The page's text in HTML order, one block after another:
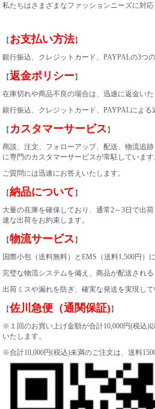
私たちはさまざまなファッションニーズに対応
【お支払い方法】
銀行振込、クレジットカード、PAYPALの3つ
【返金ポリシー】
在庫切れや商品不良の場合は、迅速に返金いた
銀行振込、クレジットカード、PAYPALによる
【 カスタマーサービス】
商談、注文、フォローアップ、配送、物流追
に専門のカスタマーサービスが常駐しています
ご質問には迅速にお答えいたします。
【納品について】
大量の在庫を確保しており、通常2～3日で出
速な出荷をお約束します。
【物流サービス】
国際小包（送料無料）とEMS（送料1,500円）
完璧な物流システムを備え、商品が配送され
出荷ミスや漏れを防ぎ、確実な発送を実現して
【佐川急便（通関保証)】
※１回のお買い上げ金額が合計10,000円(税込)
いたします。
※合計10,000円(税込)未満のご注文は、送料